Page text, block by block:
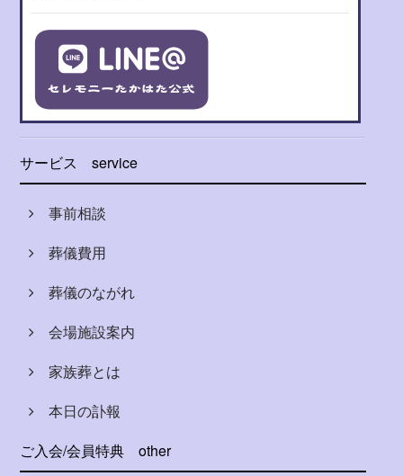
サービス service
事前相談
葬儀費用
葬儀のながれ
会場施設案内
家族葬とは
本日の訃報
ご入会/会員特典
other